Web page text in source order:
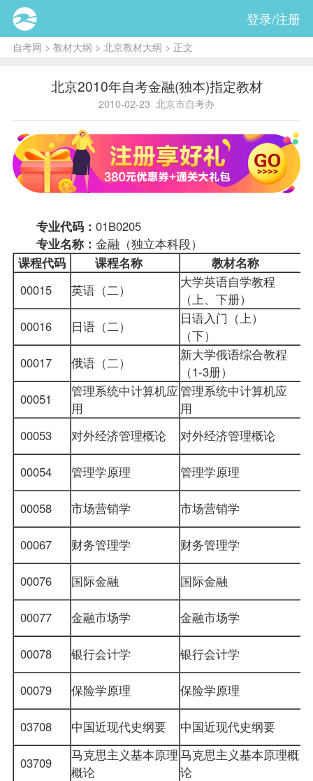
登录/注册
自考网 > 教材大纲 > 北京教材大纲 > 正文
北京2010年自考金融(独本)指定教材
2010-02-23 北京市自考办
专业代码： 01B0205
专业名称： 金融（独立本科段）
课程代码
课程名称
教材名称
00015
英语（二）
大学英语自学教程
（上、下册）
00016
日语（二）
日语入门（上）
（下）
00017
俄语（二）
新大学俄语综合教程
（1-3册）
00051
管理系统中计算机应
用
管理系统中计算机应
用
00053
对外经济管理概论 对外经济管理概论
00054
管理学原理 管理学原理
00058
市场营销学 市场营销学
00067
财务管理学 财务管理学
00076
国际金融 国际金融
00077
金融市场学 金融市场学
00078
银行会计学 银行会计学
00079
保险学原理 保险学原理
03708
中国近现代史纲要 中国近现代史纲要
03709
马克思主义基本原理
概论
马克思主义基本原理概
论